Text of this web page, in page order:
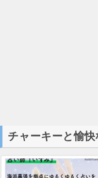
チャーキーと愉